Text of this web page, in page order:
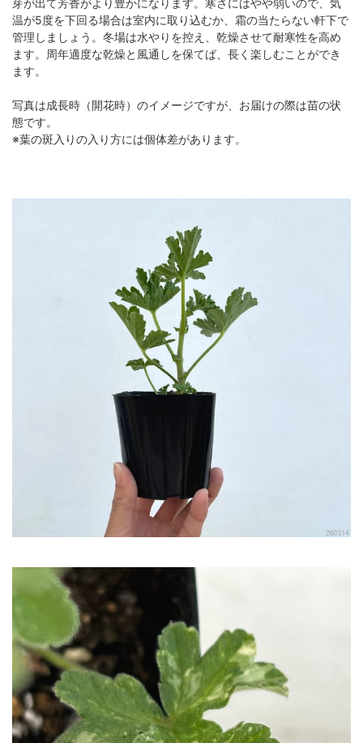
芽が出て芳香がより豊かになります。寒さにはやや弱いので、気
温が5度を下回る場合は室内に取り込むか、霜の当たらない軒下で
管理しましょう。冬場は水やりを控え、乾燥させて耐寒性を高め
ます。周年適度な乾燥と風通しを保てば、長く楽しむことができ
ます。
写真は成長時（開花時）のイメージですが、お届けの際は苗の状
態です。
※葉の斑入りの入り方には個体差があります。